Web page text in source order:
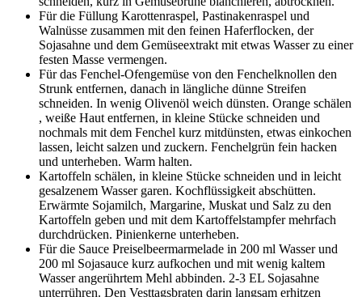
Für die Füllung Karottenraspel, Pastinakenraspel und
Walnüsse zusammen mit den feinen Haferflocken, der
Sojasahne und dem Gemüseextrakt mit etwas Wasser zu einer
festen Masse vermengen.
Für das Fenchel-Ofengemüse von den Fenchelknollen den
Strunk entfernen, danach in längliche dünne Streifen
schneiden. In wenig Olivenöl weich dünsten. Orange schälen
, weiße Haut entfernen, in kleine Stücke schneiden und
nochmals mit dem Fenchel kurz mitdünsten, etwas einkochen
lassen, leicht salzen und zuckern. Fenchelgrün fein hacken
und unterheben. Warm halten.
Kartoffeln schälen, in kleine Stücke schneiden und in leicht
gesalzenem Wasser garen. Kochflüssigkeit abschütten.
Erwärmte Sojamilch, Margarine, Muskat und Salz zu den
Kartoffeln geben und mit dem Kartoffelstampfer mehrfach
durchdrücken. Pinienkerne unterheben.
Für die Sauce Preiselbeermarmelade in 200 ml Wasser und
200 ml Sojasauce kurz aufkochen und mit wenig kaltem
Wasser angerührtem Mehl abbinden. 2-3 EL Sojasahne
unterrühren. Den Vesttagsbraten darin langsam erhitzen